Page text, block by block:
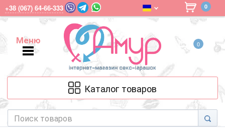
+38 (067) 64-66-333 0
Меню
Меню
0
Каталог товаров